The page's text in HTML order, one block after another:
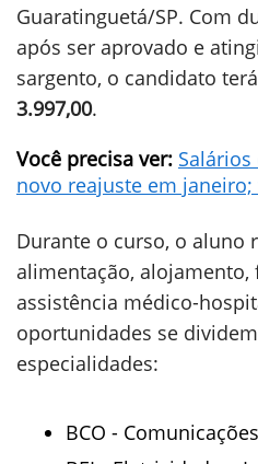
Guaratinguetá/SP. Com
após ser aprovado e
sargento, o candidato terá
3.997,00.
Você precisa ver:
novo reajuste em janeiro;
Durante o curso, o aluno
alimentação, alojamento,
assistência médico-
oportunidades se
especialidades:
BCO -